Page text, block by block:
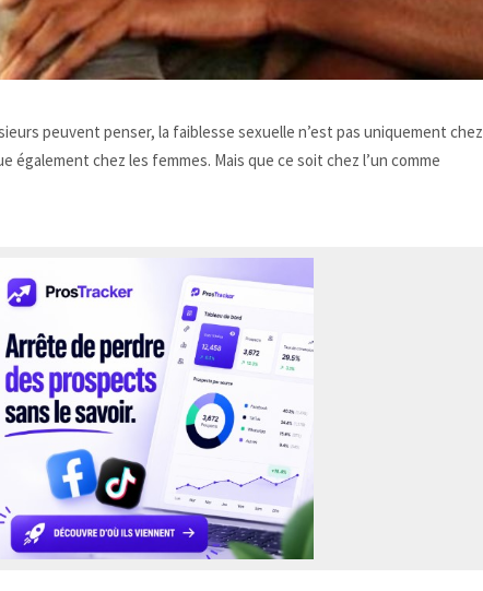
peuvent penser, la faiblesse sexuelle n’est pas uniquement chez
également chez les femmes. Mais que ce soit chez l’un comme